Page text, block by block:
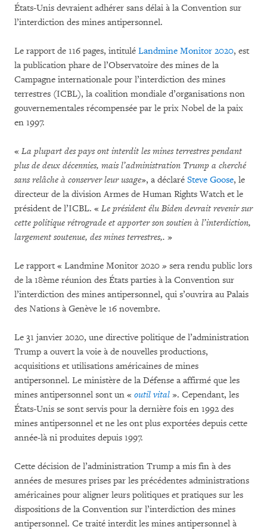
États-Unis devraient adhérer sans délai à la Convention sur
l’interdiction des mines antipersonnel.
Le rapport de 116 pages, intitulé Landmine Monitor 2020, est
la publication phare de l’Observatoire des mines de la
Campagne internationale pour l’interdiction des mines
terrestres (ICBL), la coalition mondiale d’organisations non
gouvernementales récompensée par le prix Nobel de la paix
en 1997.
« La plupart des pays ont interdit les mines terrestres pendant
plus de deux décennies, mais l’administration Trump a cherché
sans relâche à conserver leur usage», a déclaré Steve Goose, le
directeur de la division Armes de Human Rights Watch et le
président de l’ICBL. « Le président élu Biden devrait revenir sur
cette politique rétrograde et apporter son soutien à l’interdiction,
largement soutenue, des mines terrestres,. »
Le rapport « Landmine Monitor 2020 » sera rendu public lors
de la 18ème réunion des États parties à la Convention sur
l’interdiction des mines antipersonnel, qui s’ouvrira au Palais
des Nations à Genève le 16 novembre.
Le 31 janvier 2020, une directive politique de l’administration
Trump a ouvert la voie à de nouvelles productions,
acquisitions et utilisations américaines de mines
antipersonnel. Le ministère de la Défense a affirmé que les
mines antipersonnel sont un « outil vital ». Cependant, les
États-Unis se sont servis pour la dernière fois en 1992 des
mines antipersonnel et ne les ont plus exportées depuis cette
année-là ni produites depuis 1997.
Cette décision de l’administration Trump a mis fin à des
années de mesures prises par les précédentes administrations
américaines pour aligner leurs politiques et pratiques sur les
dispositions de la Convention sur l’interdiction des mines
antipersonnel. Ce traité interdit les mines antipersonnel à